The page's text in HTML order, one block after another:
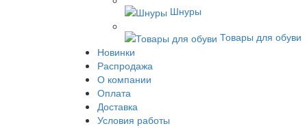
Шнуры
Товары для обуви
Новинки
Распродажа
О компании
Оплата
Доставка
Условия работы